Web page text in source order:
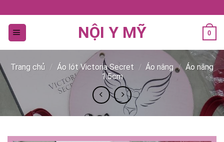
qua
dung
NỘI Y MỸ 0
Trang chủ / Áo lót Victoria Secret / Áo nâng / Áo nâng
1.5cm